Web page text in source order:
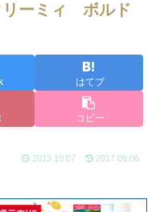
リーミィ ボルド
はてブ
コピー
2013.10.07 2017.09.06